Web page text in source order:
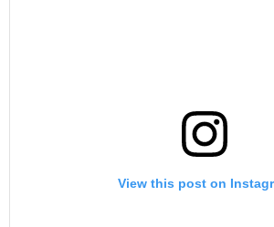
View this post on